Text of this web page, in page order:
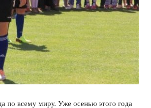
по всему миру. Уже осенью этого года